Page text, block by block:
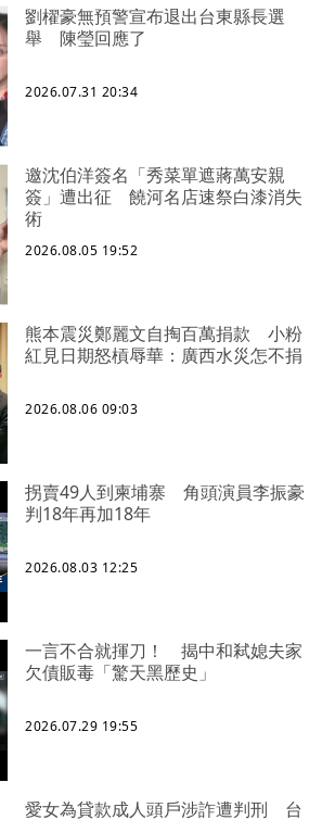
劉櫂豪無預警宣布退出台東縣長選
舉 陳瑩回應了
2026.07.31 20:34
邀沈伯洋簽名「秀菜單遮蔣萬安親
簽」遭出征 饒河名店速祭白漆消失
術
2026.08.05 19:52
熊本震災鄭麗文自掏百萬捐款 小粉
紅見日期怒槓辱華：廣西水災怎不捐
2026.08.06 09:03
拐賣49人到柬埔寨 角頭演員李振豪
判18年再加18年
2026.08.03 12:25
一言不合就揮刀！ 揭中和弒媳夫家
欠債販毒「驚天黑歷史」
2026.07.29 19:55
愛女為貸款成人頭戶涉詐遭判刑 台